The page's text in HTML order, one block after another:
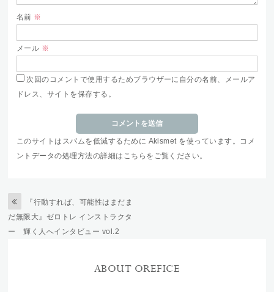
名前 ※
メール ※
次回のコメントで使用するためブラウザーに自分の名前、メールア
ドレス、サイトを保存する。
このサイトはスパムを低減するために Akismet を使っています。
コメ
ントデータの処理方法の詳細はこちらをご覧ください。
『行動すれば、可能性はまだま
だ無限大』ゼロトレ インストラクタ
ー 輝く人へインタビュー vol.2
ABOUT OREFICE